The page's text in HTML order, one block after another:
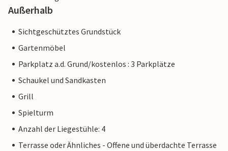
Außerhalb
Sichtgeschütztes Grundstück
Gartenmöbel
Parkplatz a.d. Grund/kostenlos : 3 Parkplätze
Schaukel und Sandkasten
Grill
Spielturm
Anzahl der Liegestühle: 4
Terrasse oder Ähnliches - Offene und überdachte Terrasse